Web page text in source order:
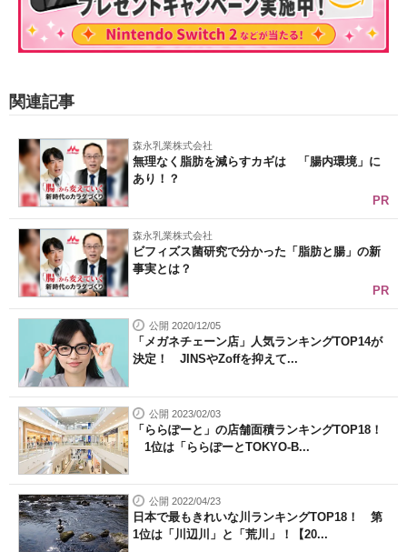
関連記事
森永乳業株式会社
無理なく脂肪を減らすカギは 「腸内環境」に
あり！？
PR
森永乳業株式会社
ビフィズス菌研究で分かった「脂肪と腸」の新
事実とは？
PR
公開 2020/12/05
「メガネチェーン店」人気ランキングTOP14が
決定！ JINSやZoffを抑えて...
公開 2023/02/03
「ららぽーと」の店舗面積ランキングTOP18！
1位は「ららぽーとTOKYO-B...
公開 2022/04/23
日本で最もきれいな川ランキングTOP18！ 第
1位は「川辺川」と「荒川」！【20...